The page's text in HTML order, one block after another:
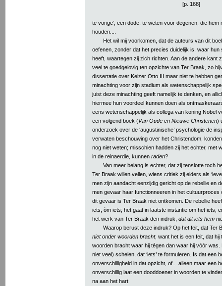
[p. 168]
te vorige’, een dode, te weten voor degenen, die hem
houden....
Het wil mij voorkomen, dat de auteurs van dit
oefenen, zonder dat het precies duidelijk is, waar
heeft, waartegen zij zich richten. Aan de andere kant
veel te goedgelovig ten opzichte van Ter Braak, zo
dissertatie over Keizer Otto III maar niet te hebben
minachting voor zijn stadium als wetenschappelijk
juist deze minachting geeft namelijk te denken, en
hiermee hun voordeel kunnen doen als
eens wetenschappelijk als collega van koning Nobel
een volgend boek (Van Oude en Nieuwe Christenen)
onderzoek over de ‘augustinische’ psychologie de
verwaten beschouwing over het Christendom,
nog niet weten; misschien hadden zij het echter, met
in de reinaerdie, kunnen raden?
Van meer belang is echter, dat zij tenslotte toch
Ter Braak willen vellen, wiens critiek zij elders als
men zijn aandacht eenzijdig gericht op de rebellie en
men gevaar haar functionneeren in het cultuurproces
dit gevaar is Ter Braak niet ontkomen. De rebellie
iets, òm iets; het gaat in laatste instantie om het iets,
het werk van Ter Braak den indruk, dat dit iets hem
Waarop berust deze indruk? Op het feit, dat Ter
niet onder woorden bracht; want het is een feit, dat
woorden bracht waar hij tégen dan waar hij vóór
niet veel) schelen, dat ‘iets’ te formuleren. Is dat een
onverschilligheid in dat opzicht, of... alleen maar een
onverschillig laat een dooddoener in woorden te
na aan het hart